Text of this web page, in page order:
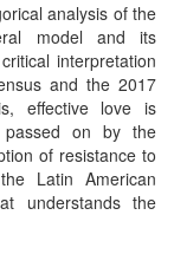
analysis of the
model and its
interpretation
and the 2017
effective love is
passed on by the
of resistance to
Latin American
understands the